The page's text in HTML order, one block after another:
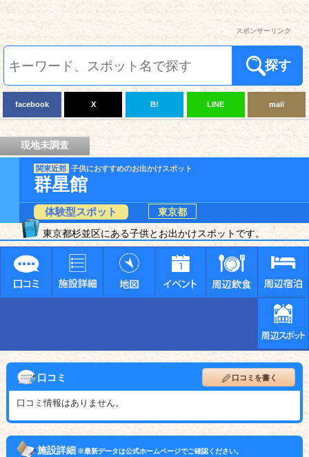
スポンサーリンク
探す
facebook X B! LINE mail
現地未調査
関東近郊 子供におすすめのお出かけスポット
群星館
体験型スポット
東京都
東京都杉並区にある子供とお出かけスポットです。
口コミ 口コミを書く
口コミ情報はありません。
施設詳細※最新データは公式ホームページでご確認ください。